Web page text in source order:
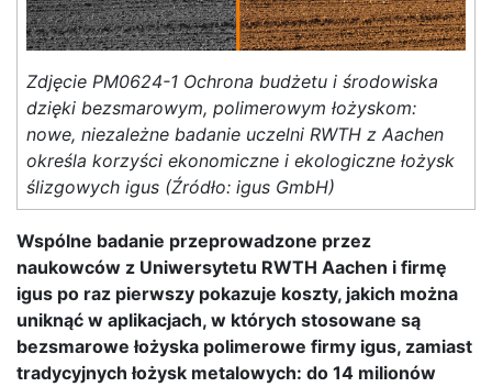
Zdjęcie PM0624-1 Ochrona budżetu i środowiska
dzięki bezsmarowym, polimerowym łożyskom:
nowe, niezależne badanie uczelni RWTH z Aachen
określa korzyści ekonomiczne i ekologiczne łożysk
ślizgowych igus (Źródło: igus GmbH)
Wspólne badanie przeprowadzone przez
naukowców z Uniwersytetu RWTH Aachen i firmę
igus po raz pierwszy pokazuje koszty, jakich można
uniknąć w aplikacjach, w których stosowane są
bezsmarowe łożyska polimerowe firmy igus, zamiast
tradycyjnych łożysk metalowych: do 14 milionów